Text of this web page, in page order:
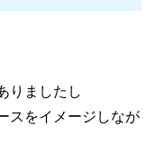
りましたし
スをイメージしなが